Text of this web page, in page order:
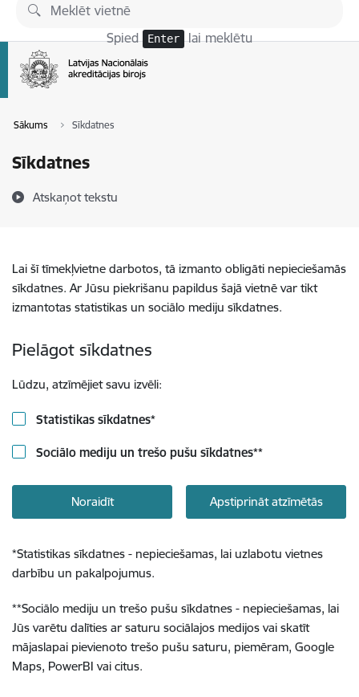
Pāriet uz lapas saturu
Spied Enter lai meklētu
Sākums Sīkdatnes
Sīkdatnes
Atskaņot tekstu
Lai šī tīmekļvietne darbotos, tā izmanto obligāti nepieciešamās
sīkdatnes. Ar Jūsu piekrišanu papildus šajā vietnē var tikt
izmantotas statistikas un sociālo mediju sīkdatnes.
Pielāgot sīkdatnes
Lūdzu, atzīmējiet savu izvēli:
Statistikas sīkdatnes*
Sociālo mediju un trešo pušu sīkdatnes**
Noraidīt Apstiprināt atzīmētās
*Statistikas sīkdatnes - nepieciešamas, lai uzlabotu vietnes
darbību un pakalpojumus.
**Sociālo mediju un trešo pušu sīkdatnes - nepieciešamas, lai
Jūs varētu dalīties ar saturu sociālajos medijos vai skatīt
mājaslapai pievienoto trešo pušu saturu, piemēram, Google
Maps, PowerBI vai citus.